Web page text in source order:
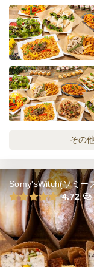
オードブル
37,000
その
Somy'sWitch(ソミー
4.72